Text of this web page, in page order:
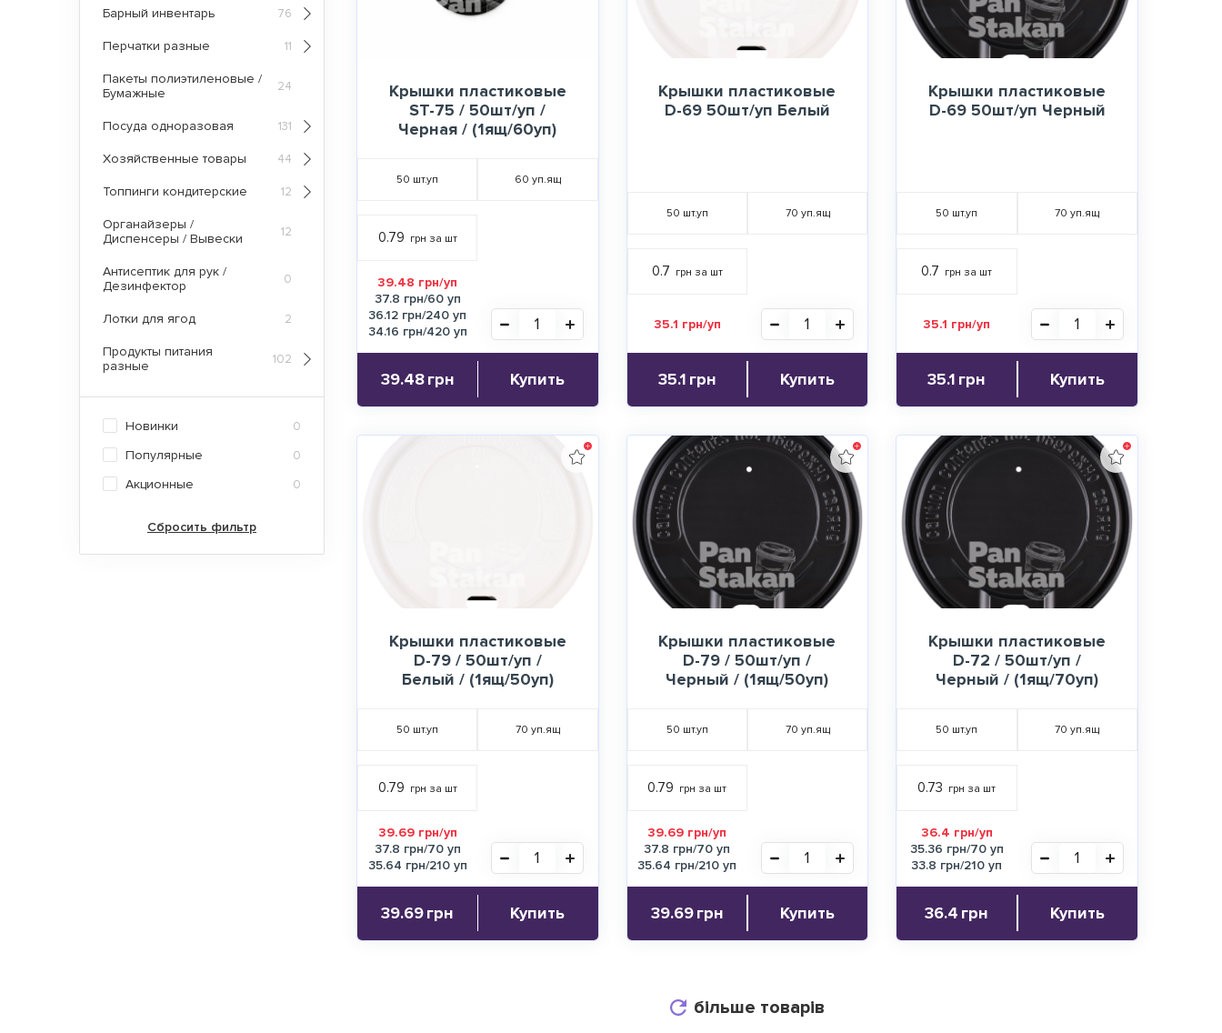
Крышки пластиковые
ST-75 / 50шт/уп /
Черная / (1ящ/60уп)
50 шт.уп 60 уп.ящ
0.79 грн за шт
39.48 грн/уп
37.8 грн/60 уп
36.12 грн/240 уп
34.16 грн/420 уп
39.48грн Купить
Крышки пластиковые
D-69 50шт/уп Белый
50 шт.уп 70 уп.ящ
0.7 грн за шт
35.1 грн/уп
35.1 грн Купить
Крышки пластиковые
D-69 50шт/уп Черный
50 шт.уп 70 уп.ящ
0.7 грн за шт
35.1 грн/уп
35.1 грн Купить
Крышки пластиковые
D-79 / 50шт/уп /
Белый / (1ящ/50уп)
50 шт.уп 70 уп.ящ
0.79 грн за шт
39.69 грн/уп
37.8 грн/70 уп
35.64 грн/210 уп
39.69грн Купить
Крышки пластиковые
D-79 / 50шт/уп /
Черный / (1ящ/50уп)
50 шт.уп 70 уп.ящ
0.79 грн за шт
39.69 грн/уп
37.8 грн/70 уп
35.64 грн/210 уп
39.69грн Купить
Крышки пластиковые
D-72 / 50шт/уп /
Черный / (1ящ/70уп)
50 шт.уп 70 уп.ящ
0.73 грн за шт
36.4 грн/уп
35.36 грн/70 уп
33.8 грн/210 уп
36.4 грн Купить
більше товарів
Барный инвентарь 76
Перчатки разные 11
Пакеты полиэтиленовые /
Бумажные
24
Посуда одноразовая 131
Хозяйственные товары 44
Топпинги кондитерские 12
Органайзеры /
Диспенсеры / Вывески
12
Антисептик для рук /
Дезинфектор
0
Лотки для ягод 2
Продукты питания
разные
102
Новинки 0
Популярные 0
Акционные 0
Сбросить фильтр